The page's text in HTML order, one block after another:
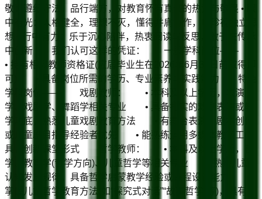
敬：遵纪守法，品行端方，对教育怀有真诚的热爱与敬畏 • 眼
中有光：人格健全，理想不灭，懂得并肩协作，也珍视独立思
想 • 行中有力：乐于沉心陪伴，热衷阅读与反思，敢于在传承
中创新 我们认可这样的凭证： 一般学科岗位——
• 持有相应教师资格证(应届毕业生在2026年6月30日前取得即
可) • 具备岗位所需的学历、专业素养与实践能力 特色
学科岗位—— 戏剧教师： • 本科及以上学历，表演
学、戏剧学、舞蹈学相关专业 • 具备扎实的戏剧表演或教
学功底，熟悉儿童戏剧教育方法 • 有舞台表演、剧本创作
或儿童剧目指导经验者优先 • 能熟练运用多媒体教学工
具，创新课堂形式 哲学教师： • 本科及以上学历，哲
学、教育学(哲学方向)、儿童哲学等相关专业 • 熟悉儿童
认知发展规律，具备哲学启蒙教学经验或课程设计能力 •
掌握儿童哲学教育方法(如“探究式对话”“故事哲学”等)，具有